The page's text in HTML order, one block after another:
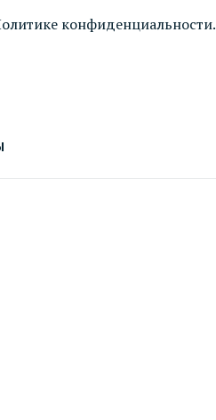
конфиденциальности